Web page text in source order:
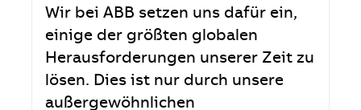
Wir bei ABB setzen uns dafür ein,
einige der größten globalen
Herausforderungen unserer Zeit zu
lösen. Dies ist nur durch unsere
außergewöhnlichen